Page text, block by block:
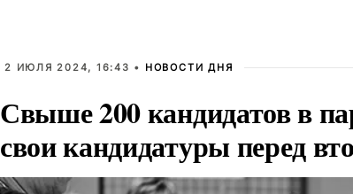
2 ИЮЛЯ 2024, 16:43 • НОВОСТИ ДНЯ
Свыше 200 кандидатов в
свои кандидатуры перед